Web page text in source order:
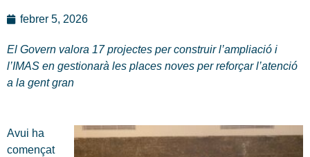
febrer 5, 2026
El Govern valora 17 projectes per construir l’ampliació i
l’IMAS en gestionarà les places noves per reforçar l’atenció
a la gent gran
Avui ha
començat